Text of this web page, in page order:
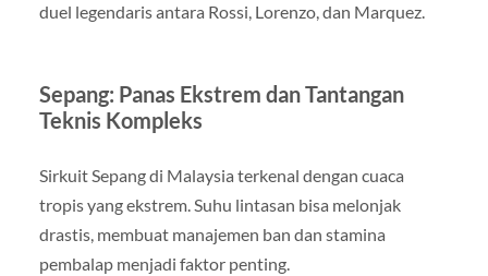
duel legendaris antara Rossi, Lorenzo, dan Marquez.
Sepang: Panas Ekstrem dan Tantangan
Teknis Kompleks
Sirkuit Sepang di Malaysia terkenal dengan cuaca
tropis yang ekstrem. Suhu lintasan bisa melonjak
drastis, membuat manajemen ban dan stamina
pembalap menjadi faktor penting.